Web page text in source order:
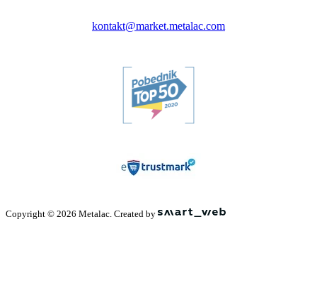
kontakt@market.metalac.com
Copyright © 2026 Metalac. Created by